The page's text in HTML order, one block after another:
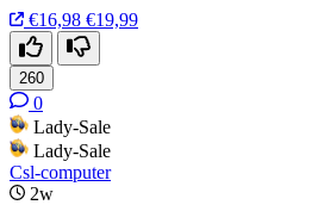
€16,98 €19,99
260
0
Lady-Sale
Lady-Sale
Csl-computer
2w